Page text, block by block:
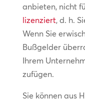
anbieten, nicht
lizenziert, d. h.
Wenn Sie
Bußgelder
Ihrem
zufügen.
Sie können aus